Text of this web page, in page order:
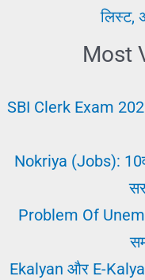
लिस्ट,
Most
SBI Clerk Exam
Nokriya (Jobs):
Problem Of
Ekalyan और E-